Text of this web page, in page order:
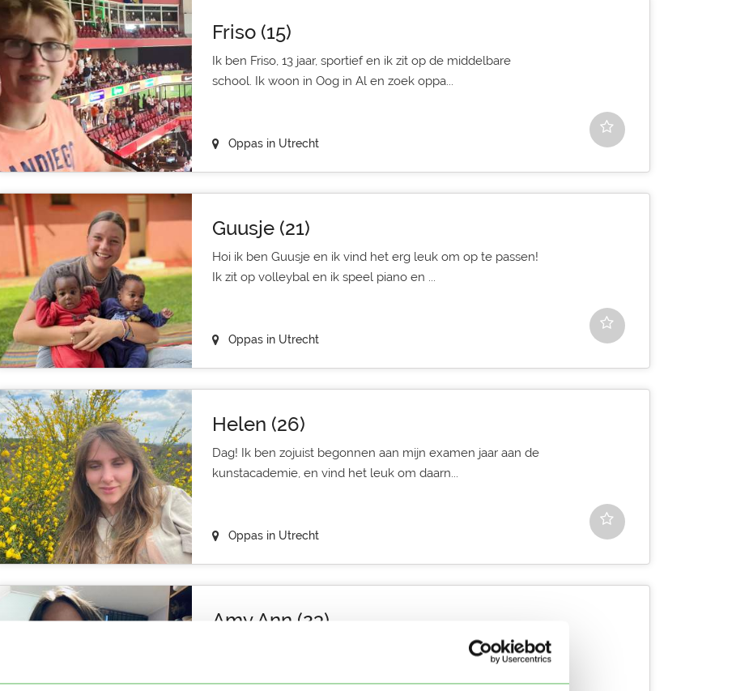
Friso (15)
Ik ben Friso, 13 jaar, sportief en ik zit op de middelbare
school. Ik woon in Oog in Al en zoek oppa...
Oppas in Utrecht
Guusje (21)
Hoi ik ben Guusje en ik vind het erg leuk om op te passen!
Ik zit op volleybal en ik speel piano en ...
Oppas in Utrecht
Helen (26)
Dag! Ik ben zojuist begonnen aan mijn examen jaar aan de
kunstacademie, en vind het leuk om daarn...
Oppas in Utrecht
Amy Ann (23)
Hoi ouders, ik ben Amy en ik ben 21 jaar. Ik studeer voeding